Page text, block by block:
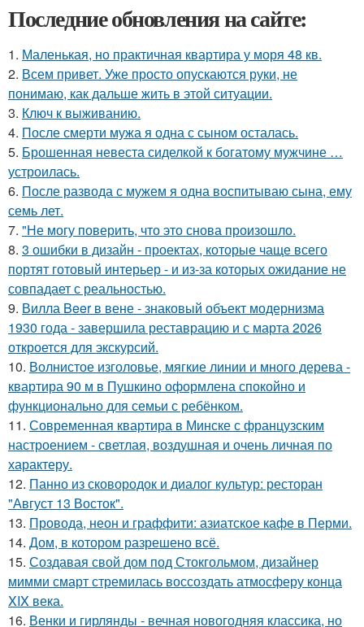
Последние обновления на сайте:
1. Маленькая, но практичная квартира у моря 48 кв.
2. Всем привет. Уже просто опускаются руки, не
понимаю, как дальше жить в этой ситуации.
3. Ключ к выживанию.
4. После смерти мужа я одна с сыном осталась.
5. Брошенная невеста сиделкой к богатому мужчине …
устроилась.
6. После развода с мужем я одна воспитываю сына, ему
семь лет.
7. "Не могу поверить, что это снова произошло.
8. 3 ошибки в дизайн - проектах, которые чаще всего
портят готовый интерьер - и из-за которых ожидание не
совпадает с реальностью.
9. Вилла Beer в вене - знаковый объект модернизма
1930 года - завершила реставрацию и с марта 2026
откроется для экскурсий.
10. Волнистое изголовье, мягкие линии и много дерева -
квартира 90 м в Пушкино оформлена спокойно и
функционально для семьи с ребёнком.
11. Современная квартира в Минске с французским
настроением - светлая, воздушная и очень личная по
характеру.
12. Панно из сковородок и диалог культур: ресторан
"Август 13 Восток".
13. Провода, неон и граффити: азиатское кафе в Перми.
14. Дом, в котором разрешено всё.
15. Создавая свой дом под Стокгольмом, дизайнер
мимми смарт стремилась воссоздать атмосферу конца
XIX века.
16. Венки и гирлянды - вечная новогодняя классика, но